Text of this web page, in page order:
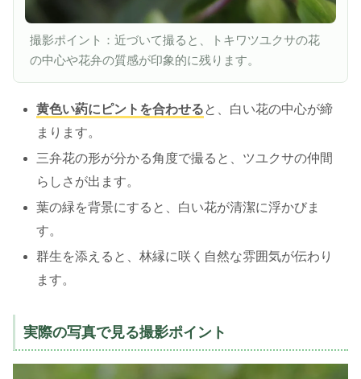
撮影ポイント：近づいて撮ると、トキワツユクサの花
の中心や花弁の質感が印象的に残ります。
黄色い葯にピントを合わせると、白い花の中心が締
まります。
三弁花の形が分かる角度で撮ると、ツユクサの仲間
らしさが出ます。
葉の緑を背景にすると、白い花が清潔に浮かびま
す。
群生を添えると、林縁に咲く自然な雰囲気が伝わり
ます。
実際の写真で見る撮影ポイント